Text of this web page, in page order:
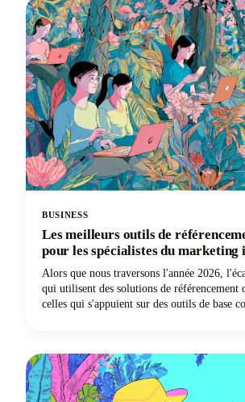
article, nous expliquons comment utiliser
petites entreprises afin que vous puissiez
vos efforts.
BUSINESS
Les meilleurs outils de
pour les spécialistes du marketing
Alors que nous traversons l'année 2026,
qui utilisent des solutions de référencement
celles qui s'appuient sur des outils de base